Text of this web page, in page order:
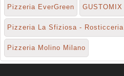
Pizzeria EverGreen GUSTOMIX
Pizzeria La Sfiziosa - Rosticceria
Pizzeria Molino Milano